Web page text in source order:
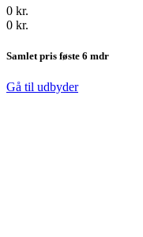
0 kr.
0 kr.
Samlet pris føste 6 mdr
Gå til udbyder